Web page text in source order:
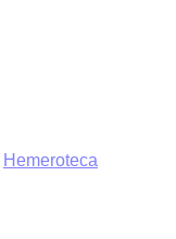
Hemeroteca